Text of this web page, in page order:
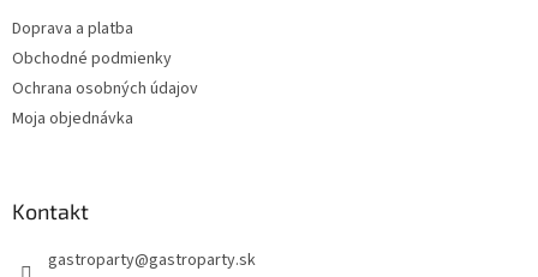
Doprava a platba
Obchodné podmienky
Ochrana osobných údajov
Moja objednávka
Kontakt
gastroparty@gastroparty.sk